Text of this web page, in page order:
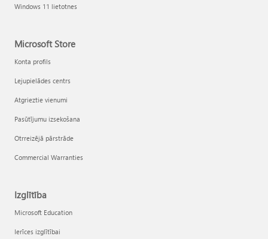
Windows 11 lietotnes
Microsoft Store
Konta profils
Lejupielādes centrs
Atgrieztie vienumi
Pasūtījumu izsekošana
Otrreizējā pārstrāde
Commercial Warranties
Izglītība
Microsoft Education
Ierīces izglītībai